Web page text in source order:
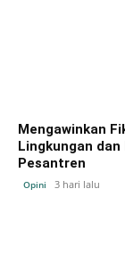
Mengawinkan
Lingkungan dan
Pesantren
Opini 3 hari lalu